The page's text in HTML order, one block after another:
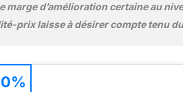
marge d’amélioration certaine au
prix laisse à désirer compte tenu